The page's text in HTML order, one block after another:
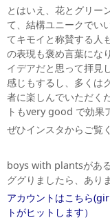
とはいえ、花とグリー
て、結構ユニークでい
てキモイと称賛する人
の表現も褒め言葉にな
イデアだと思って拝見
感じもするし、多くは
者に楽しんでいただく
トもvery good で効果
ぜひインスタからご覧
boys with plantsがあ
ググりましたら、あり
アカウントはこちら
トがヒットします）